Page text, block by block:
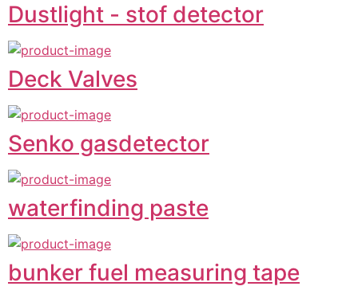
Dustlight - stof detector
Deck Valves
Senko gasdetector
waterfinding paste
bunker fuel measuring tape